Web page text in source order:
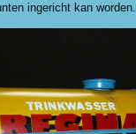
ingericht kan worden.